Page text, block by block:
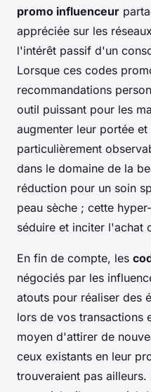
promo influenceur
appréciée sur les
l'intérêt passif d'un
Lorsque ces codes
recommandations
outil puissant pour les
augmenter leur portée
particulièrement
dans le domaine de la
réduction pour un soin
peau sèche ; cette
séduire et inciter l'achat
En fin de compte, les
négociés par les
atouts pour réaliser des
lors de vos transactions
moyen d'attirer de
ceux existants en leur
trouveraient pas